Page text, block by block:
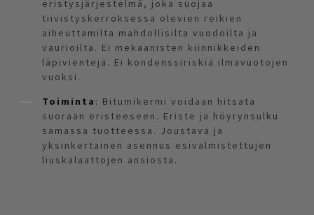
eristysjärjestelmä, joka suojaa
tiivistyskerroksessa olevien reikien
aiheuttamilta mahdollisilta vuodoilta ja
vaurioilta. Ei mekaanisten kiinnikkeiden
läpivientejä. Ei kondenssiriskiä ilmavuotojen
vuoksi.
Toiminta : Bitumikermi voidaan hitsata
suoraan eristeeseen. Eriste ja höyrynsulku
samassa tuotteessa. Joustava ja
yksinkertainen asennus esivalmistettujen
liuskalaattojen ansiosta.